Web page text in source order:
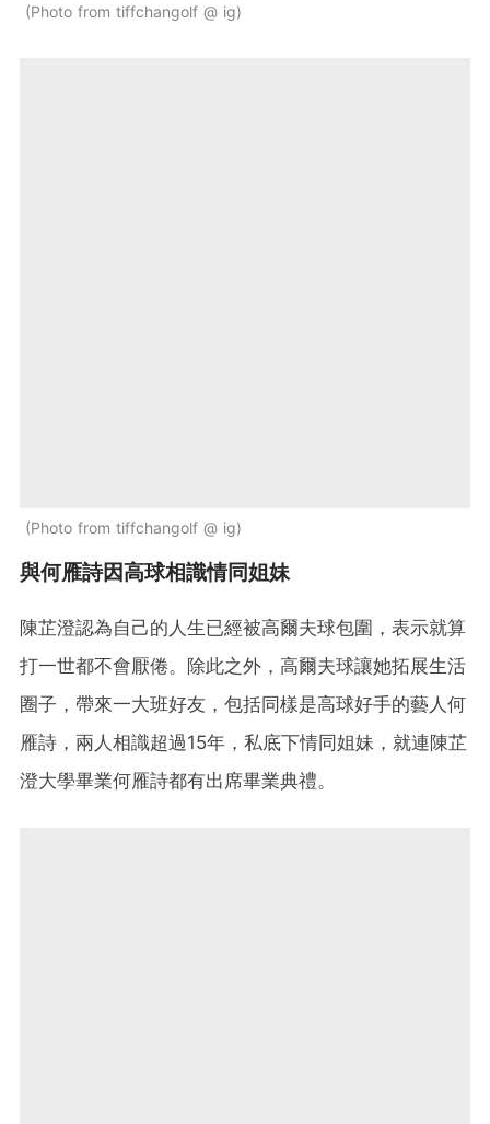
Photo from tiffchangolf @ ig
Photo from tiffchangolf @ ig
與何雁詩因高球相識情同姐妹
陳芷澄認為自己的人生已經被高爾夫球包圍，表示就算
打一世都不會厭倦。除此之外，高爾夫球讓她拓展生活
圈子，帶來一大班好友，包括同樣是高球好手的藝人何
雁詩，兩人相識超過15年，私底下情同姐妹，就連陳芷
澄大學畢業何雁詩都有出席畢業典禮。